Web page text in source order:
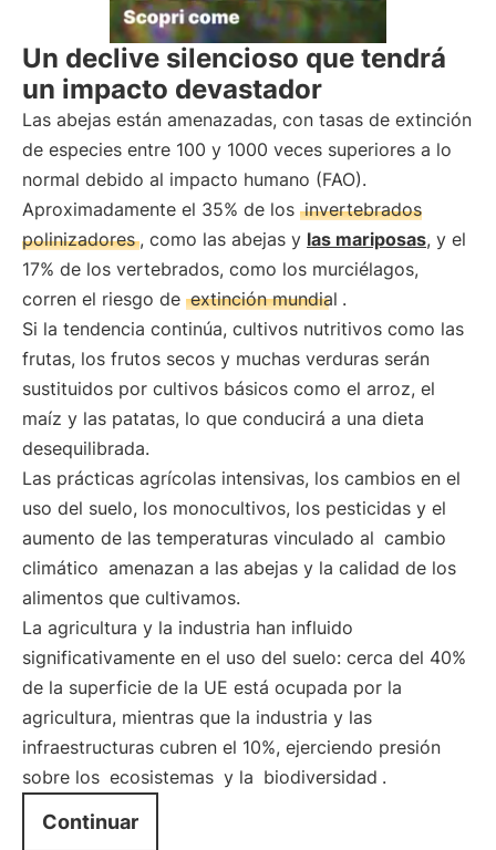
Un declive silencioso que tendrá
un impacto devastador
Las abejas están amenazadas, con tasas de extinción
de especies entre 100 y 1000 veces superiores a lo
normal debido al impacto humano (FAO).
Aproximadamente el 35% de los invertebrados
polinizadores , como las abejas y las mariposas, y el
17% de los vertebrados, como los murciélagos,
corren el riesgo de extinción mundial .
Si la tendencia continúa, cultivos nutritivos como las
frutas, los frutos secos y muchas verduras serán
sustituidos por cultivos básicos como el arroz, el
maíz y las patatas, lo que conducirá a una dieta
desequilibrada.
Las prácticas agrícolas intensivas, los cambios en el
uso del suelo, los monocultivos, los pesticidas y el
aumento de las temperaturas vinculado al cambio
climático amenazan a las abejas y la calidad de los
alimentos que cultivamos.
La agricultura y la industria han influido
significativamente en el uso del suelo: cerca del 40%
de la superficie de la UE está ocupada por la
agricultura, mientras que la industria y las
infraestructuras cubren el 10%, ejerciendo presión
sobre los ecosistemas y la biodiversidad .
Continuar